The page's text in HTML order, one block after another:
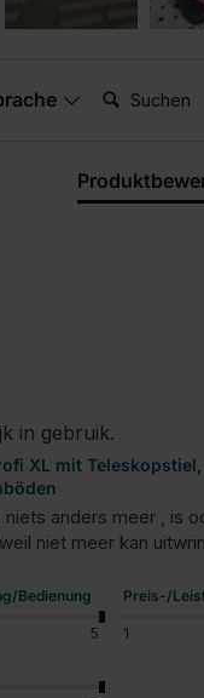
Suchen:
in gebruik.
XL mit
anders meer , is
niet meer kan
Bedienung
5
Preis-/
1